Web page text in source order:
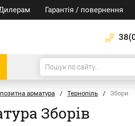
Гарантія / повернення
арматура / Тернопіль / Збори
Зборів